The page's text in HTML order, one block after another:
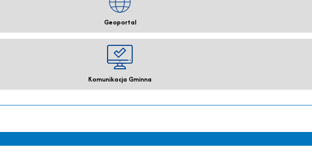
Geoportal
Komunikacja Gminna